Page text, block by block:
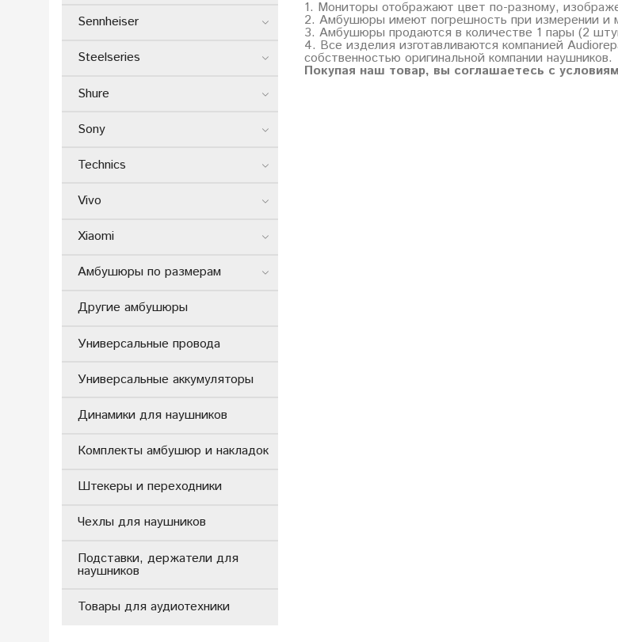
1. Мониторы отображают цвет по-разному,
2. Амбушюры имеют погрешность при измерении и
3. Амбушюры продаются в количестве 1 пары (2
4. Все изделия изготавливаются компанией
собственностью оригинальной компании наушников.
Покупая наш товар, вы соглашаетесь с
Sennheiser
Steelseries
Shure
Sony
Technics
Vivo
Xiaomi
Амбушюры по размерам
Другие амбушюры
Универсальные провода
Универсальные аккумуляторы
Динамики для наушников
Комплекты амбушюр и накладок
Штекеры и переходники
Чехлы для наушников
Подставки, держатели для
наушников
Товары для аудиотехники